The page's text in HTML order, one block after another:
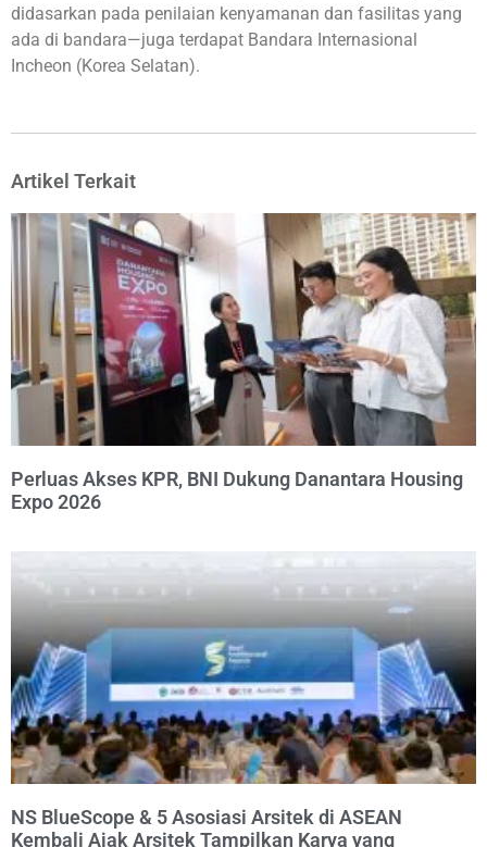
didasarkan pada penilaian kenyamanan dan fasilitas yang
ada di bandara—juga terdapat Bandara Internasional
Incheon (Korea Selatan).
Artikel Terkait
Perluas Akses KPR, BNI Dukung Danantara Housing
Expo 2026
NS BlueScope & 5 Asosiasi Arsitek di ASEAN
Kembali Ajak Arsitek Tampilkan Karya yang